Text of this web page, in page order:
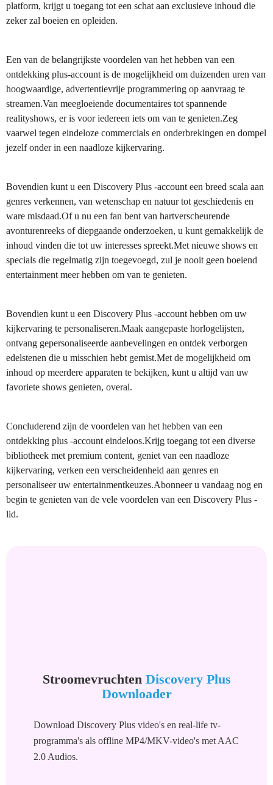
platform, krijgt u toegang tot een schat aan exclusieve inhoud die
zeker zal boeien en opleiden.
Een van de belangrijkste voordelen van het hebben van een
ontdekking plus-account is de mogelijkheid om duizenden uren van
hoogwaardige, advertentievrije programmering op aanvraag te
streamen.Van meegloeiende documentaires tot spannende
realityshows, er is voor iedereen iets om van te genieten.Zeg
vaarwel tegen eindeloze commercials en onderbrekingen en dompel
jezelf onder in een naadloze kijkervaring.
Bovendien kunt u een Discovery Plus -account een breed scala aan
genres verkennen, van wetenschap en natuur tot geschiedenis en
ware misdaad.Of u nu een fan bent van hartverscheurende
avonturenreeks of diepgaande onderzoeken, u kunt gemakkelijk de
inhoud vinden die tot uw interesses spreekt.Met nieuwe shows en
specials die regelmatig zijn toegevoegd, zul je nooit geen boeiend
entertainment meer hebben om van te genieten.
Bovendien kunt u een Discovery Plus -account hebben om uw
kijkervaring te personaliseren.Maak aangepaste horlogelijsten,
ontvang gepersonaliseerde aanbevelingen en ontdek verborgen
edelstenen die u misschien hebt gemist.Met de mogelijkheid om
inhoud op meerdere apparaten te bekijken, kunt u altijd van uw
favoriete shows genieten, overal.
Concluderend zijn de voordelen van het hebben van een
ontdekking plus -account eindeloos.Krijg toegang tot een diverse
bibliotheek met premium content, geniet van een naadloze
kijkervaring, verken een verscheidenheid aan genres en
personaliseer uw entertainmentkeuzes.Abonneer u vandaag nog en
begin te genieten van de vele voordelen van een Discovery Plus -
lid.
Stroomevruchten Discovery Plus
Downloader
Download Discovery Plus video's en real-life tv-
programma's als offline MP4/MKV-video's met AAC
2.0 Audios.